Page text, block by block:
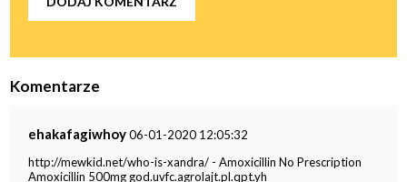
Komentarze
ehakafagiwhoy06-01-2020 12:05:32
http://mewkid.net/who-is-xandra/ - Amoxicillin No Prescription
Amoxicillin 500mg god.uvfc.agrolajt.pl.qpt.yh